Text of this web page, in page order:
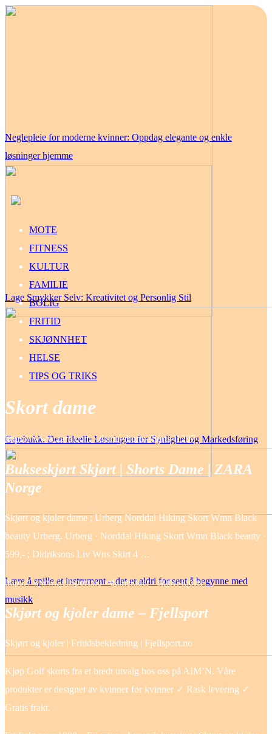
Neglepleie for moderne kvinner: Oppdag elegante og enkle
løsninger hjemme
Lage Smykker Selv: Kreativitet og Personlig Stil
Gatebukk: Den Ideelle Løsningen for Synlighet og Markedsføring
Lære å spille et instrument – det er aldri for sent å begynne med
musikk
MOTE
FITNESS
KULTUR
FAMILIE
BOLIG
FRITID
SKJØNNHET
HELSE
TIPS OG TRIKS
Skort dame
https:// www.zara.com › dame-shorts-shorts-l1297
Bukseskjørt Skjørt | Shorts Dame | ZARA
Norge
Skjørt og kjoler dame ; Urberg Norddal Hiking Skort Wmn Black
beauty Urberg. Urberg · Norddal Hiking Skort Wmn Black beauty ·
599,- ; Didriksons Liv Wns Skirt 4 …
https:// www.fjellsport.no › dameklaer › skjort-kjoler
Skjørt og kjoler dame – Fjellsport
Skjørt og kjoler | Fritidsbekledning | Fjellsport.no
Kjøp Golf skorts fra et bredt utvalg hos oss på AIM’N. Våre
produkter er designet av kvinner for kvinner ✓ Rask levering ✓
Gratis frakt.